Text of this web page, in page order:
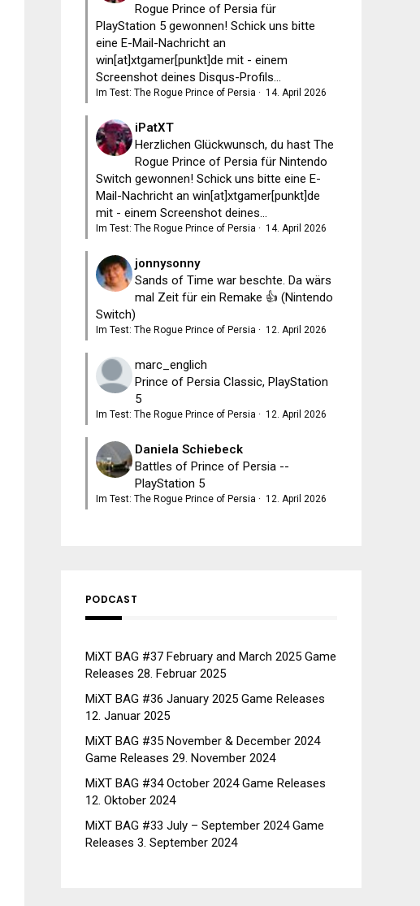
Rogue Prince of Persia für
PlayStation 5 gewonnen! Schick uns bitte
eine E-Mail-Nachricht an
win[at]xtgamer[punkt]de mit - einem
Screenshot deines Disqus-Profils...
Im Test: The Rogue Prince of Persia · 14. April 2026
iPatXT
Herzlichen Glückwunsch, du hast The
Rogue Prince of Persia für Nintendo
Switch gewonnen! Schick uns bitte eine E-
Mail-Nachricht an win[at]xtgamer[punkt]de
mit - einem Screenshot deines...
Im Test: The Rogue Prince of Persia · 14. April 2026
jonnysonny
Sands of Time war beschte. Da wärs
mal Zeit für ein Remake 👍 (Nintendo
Switch)
Im Test: The Rogue Prince of Persia · 12. April 2026
marc_englich
Prince of Persia Classic, PlayStation
5
Im Test: The Rogue Prince of Persia · 12. April 2026
Daniela Schiebeck
Battles of Prince of Persia --
PlayStation 5
Im Test: The Rogue Prince of Persia · 12. April 2026
PODCAST
MiXT BAG #37 February and March 2025 Game
Releases 28. Februar 2025
MiXT BAG #36 January 2025 Game Releases
12. Januar 2025
MiXT BAG #35 November & December 2024
Game Releases 29. November 2024
MiXT BAG #34 October 2024 Game Releases
12. Oktober 2024
MiXT BAG #33 July – September 2024 Game
Releases 3. September 2024